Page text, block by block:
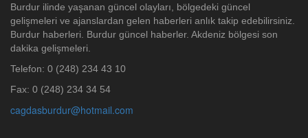
Burdur ilinde yaşanan güncel olayları, bölgedeki güncel
gelişmeleri ve ajanslardan gelen haberleri anlık takip edebilirsiniz.
Burdur haberleri. Burdur güncel haberler. Akdeniz bölgesi son
dakika gelişmeleri.
Telefon: 0 (248) 234 43 10
Fax: 0 (248) 234 34 54
cagdasburdur@hotmail.com